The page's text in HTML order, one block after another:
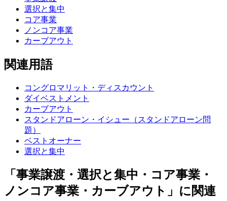
選択と集中
コア事業
ノンコア事業
カーブアウト
関連用語
コングロマリット・ディスカウント
ダイベストメント
カーブアウト
スタンドアローン・イシュー（スタンドアローン問
題）
ベストオーナー
選択と集中
「事業譲渡・選択と集中・コア事業・
ノンコア事業・カーブアウト」に関連